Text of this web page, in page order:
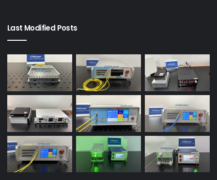
Last Modified Posts